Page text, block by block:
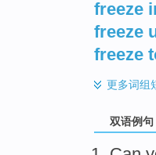
freeze
freeze
freeze
更多词组
双语例句